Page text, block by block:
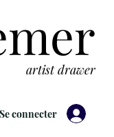
artist drawer
Se connecter